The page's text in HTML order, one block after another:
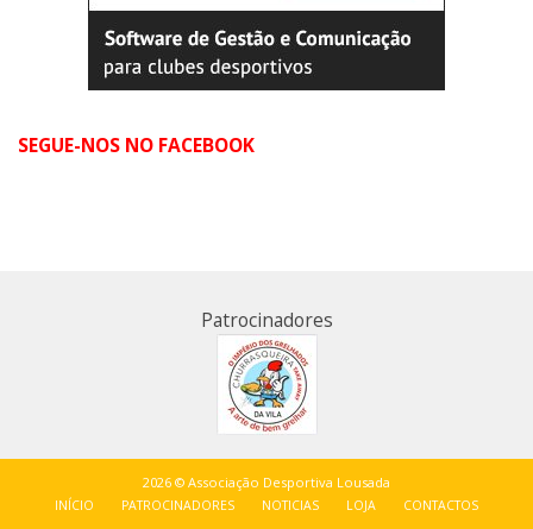
SEGUE-NOS NO FACEBOOK
Patrocinadores
2026 © Associação Desportiva Lousada
INÍCIO PATROCINADORES NOTICIAS LOJA CONTACTOS